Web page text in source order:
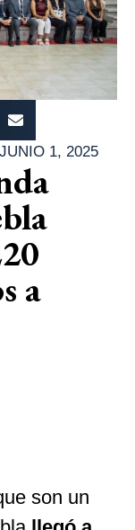
JUNIO 1, 2025
a
son un